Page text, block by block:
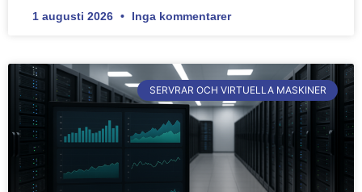
1 augusti 2026 Inga kommentarer
SERVRAR OCH VIRTUELLA MASKINER